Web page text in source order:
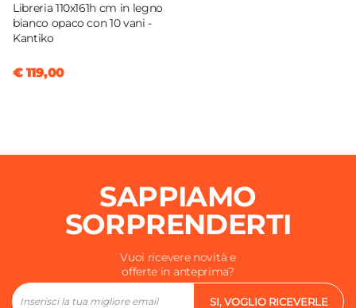
Libreria 110x161h cm in legno
bianco opaco con 10 vani -
Kantiko
€ 119,00
SAPPIAMO
SORPRENDERTI
Vuoi ricevere novità e
offerte in anteprima?
SI, VOGLIO RICEVERLE